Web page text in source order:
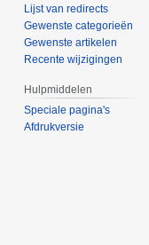
Lijst van redirects
Gewenste categorieën
Gewenste artikelen
Recente wijzigingen
Hulpmiddelen
Speciale pagina's
Afdrukversie